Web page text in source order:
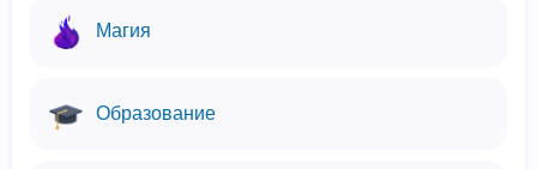
Магия
Образование